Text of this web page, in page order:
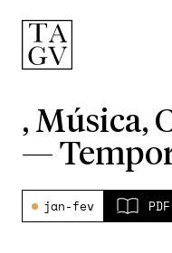
, Música,
—
jan-fev PDF